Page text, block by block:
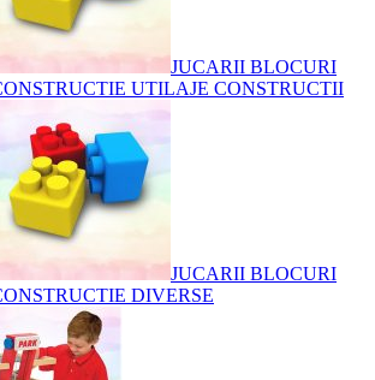
JUCARII BLOCURI
UTILAJE CONSTRUCTII
JUCARII BLOCURI
DIVERSE